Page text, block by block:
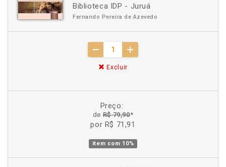
Biblioteca IDP - Juruá
Fernando Pereira de Azevedo
Excluir
Preço:
deR$ 79,90*
por R$ 71,91
item com 10%